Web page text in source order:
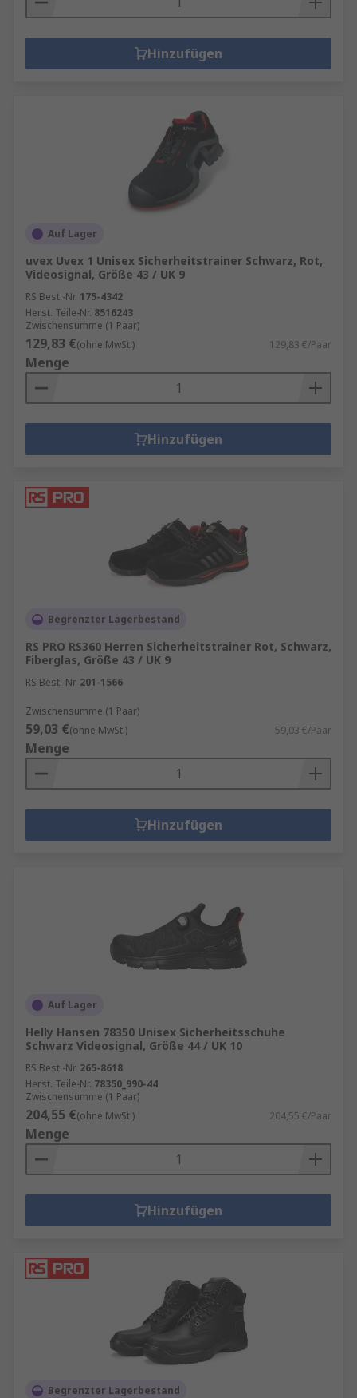
Hinzufügen
Auf Lager
uvex Uvex 1 Unisex Sicherheitstrainer Schwarz, Rot,
Videosignal, Größe 43 / UK 9
RS Best.-Nr. 175-4342
Herst. Teile-Nr. 8516243
Zwischensumme (1 Paar)
129,83 €(ohne MwSt.) 129,83 €/Paar
Menge
Hinzufügen
Begrenzter Lagerbestand
RS PRO RS360 Herren Sicherheitstrainer Rot, Schwarz,
Fiberglas, Größe 43 / UK 9
RS Best.-Nr. 201-1566
Zwischensumme (1 Paar)
59,03 €(ohne MwSt.) 59,03 €/Paar
Menge
Hinzufügen
Auf Lager
Helly Hansen 78350 Unisex Sicherheitsschuhe
Schwarz Videosignal, Größe 44 / UK 10
RS Best.-Nr. 265-8618
Herst. Teile-Nr. 78350_990-44
Zwischensumme (1 Paar)
204,55 €(ohne MwSt.) 204,55 €/Paar
Menge
Hinzufügen
Begrenzter Lagerbestand